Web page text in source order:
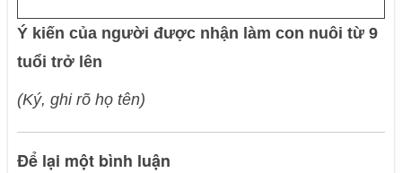
Ý kiến của người được nhận làm con nuôi từ 9
tuổi trở lên
(Ký, ghi rõ họ tên)
Để lại một bình luận